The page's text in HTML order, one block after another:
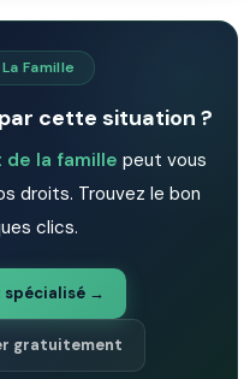
Famille
cette situation ?
de la famille peut vous
droits. Trouvez le bon
clics.
spécialisé →
gratuitement